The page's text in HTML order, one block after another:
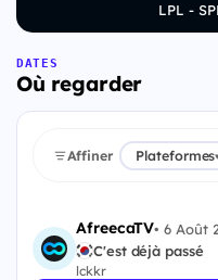
LPL -
DATES
Où regarder
Affiner Plateformes
AfreecaTV•6 Août
C'est déjà passé
lckkr